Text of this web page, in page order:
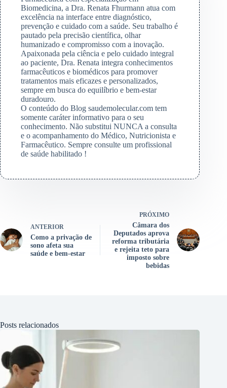
Biomedicina, a Dra. Renata Fhurmann atua com
excelência na interface entre diagnóstico,
prevenção e cuidado com a saúde. Seu trabalho é
pautado pela precisão científica, olhar
humanizado e compromisso com a inovação.
Apaixonada pela ciência e pelo cuidado integral
ao paciente, Dra. Renata integra conhecimentos
farmacêuticos e biomédicos para promover
tratamentos mais eficazes e personalizados,
sempre em busca do equilíbrio e bem-estar
duradouro.
O conteúdo do Blog saudemolecular.com tem
somente caráter informativo para o seu
conhecimento. Não substitui NUNCA a consulta
e o acompanhamento do Médico, Nutricionista e
Farmacêutico. Sempre consulte um profissional
de saúde habilitado !
ANTERIOR
Como a privação de
sono afeta sua
saúde e bem-estar
PRÓXIMO
Câmara dos
Deputados aprova
reforma tributária
e rejeita teto para
imposto sobre
bebidas
Posts relacionados